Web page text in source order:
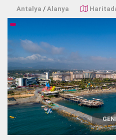
Antalya / Alanya